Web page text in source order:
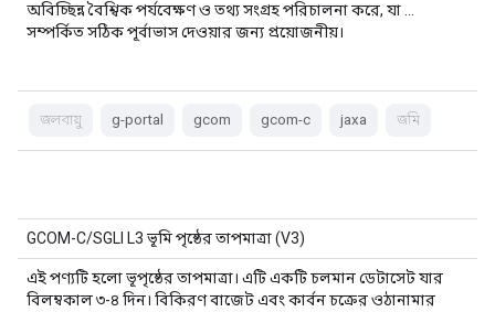
অবিচ্ছিন্ন বৈশ্বিক পর্যবেক্ষণ ও তথ্য সংগ্রহ পরিচালনা করে, যা …
সম্পর্কিত সঠিক পূর্বাভাস দেওয়ার জন্য প্রয়োজনীয়।
জলবায়ু g-portal gcom gcom-c jaxa জমি
GCOM-C/SGLI L3 ভূমি পৃষ্ঠের তাপমাত্রা (V3)
এই পণ্যটি হলো ভূপৃষ্ঠের তাপমাত্রা। এটি একটি চলমান ডেটাসেট যার
বিলম্বকাল ৩-৪ দিন। বিকিরণ বাজেট এবং কার্বন চক্রের ওঠানামার